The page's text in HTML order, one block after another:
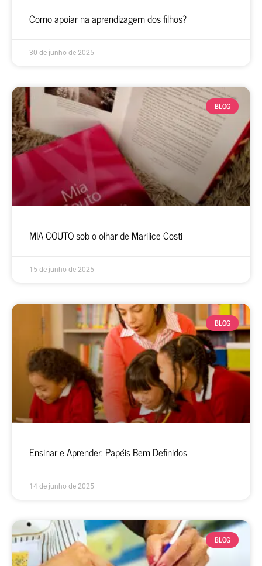
Como apoiar na aprendizagem dos filhos?
30 de junho de 2025
BLOG
MIA COUTO sob o olhar de Marilice Costi
15 de junho de 2025
BLOG
Ensinar e Aprender: Papéis Bem Definidos
14 de junho de 2025
BLOG